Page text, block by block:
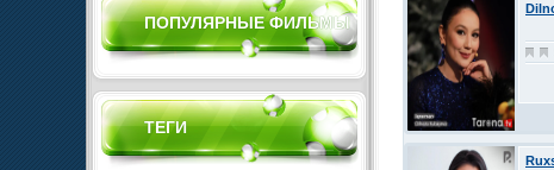
ПОПУЛЯРНЫЕ ФИЛЬМЫ
ТЕГИ